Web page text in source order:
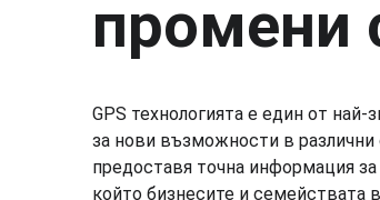
промени
GPS технологията е един от
за нови възможности в
предоставя точна информация
който бизнесите и семействата